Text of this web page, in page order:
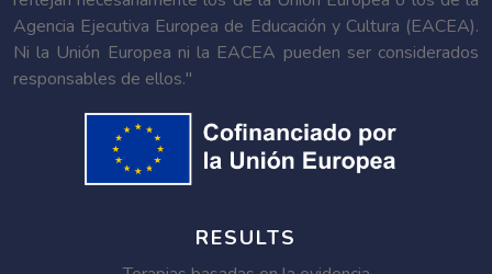
Agencia Ejecutiva Europea de Educación y Cultura (EACEA).
Ni la Unión Europea ni la EACEA pueden ser considerados
responsables de ellos."
RESULTS